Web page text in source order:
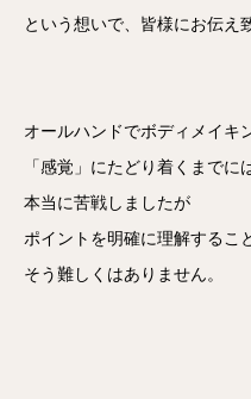
という想いで、皆様にお伝え
オールハンドでボディメイキ
「感覚」にたどり着くまでに
本当に苦戦しましたが
ポイントを明確に理解するこ
そう難しくはありません。